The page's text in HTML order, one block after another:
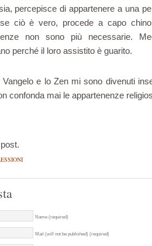
percepisce di appartenere a una
se ciò è vero, procede a capo
non sono più necessarie.
perché il loro assistito è guarito.
e lo Zen mi sono divenuti
confonda mai le appartenenze
Name (required)
Mail (will not be published) (required)